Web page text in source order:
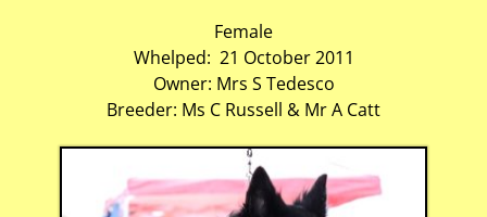
Female
Whelped: 21 October 2011
Owner: Mrs S Tedesco
Breeder: Ms C Russell & Mr A Catt